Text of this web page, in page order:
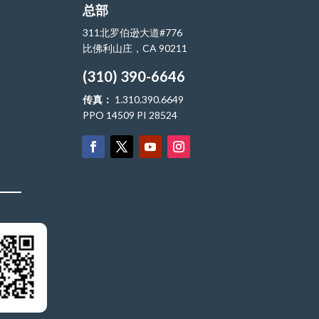
总部
311北罗伯逊大道#776
比佛利山庄，CA 90211
(310) 390-6646
传真： 1.310.390.6649
PPO 14509 PI 28524